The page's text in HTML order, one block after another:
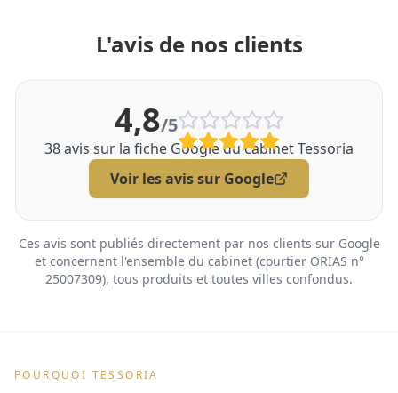
L'avis de nos clients
4,8/5
38avis sur la fiche Google du cabinet Tessoria
Voir les avis sur Google
Ces avis sont publiés directement par nos clients sur Google
et concernent l'ensemble du cabinet (courtier ORIAS n°
25007309), tous produits et toutes villes confondus.
POURQUOI TESSORIA